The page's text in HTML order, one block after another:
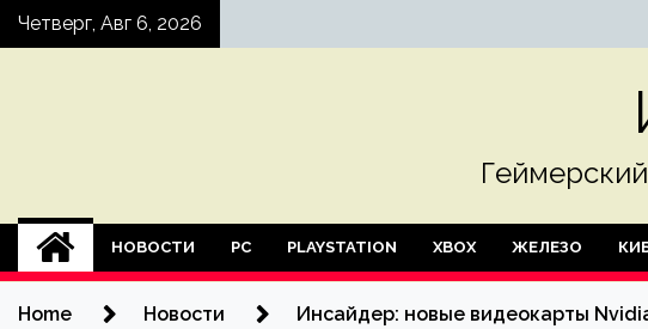
SkipЧетверг, Авг 6, 2026
НОВОСТИ PC PLAYSTATION XBOX ЖЕЛЕЗО
Home Новости Инсайдер: новые видеокарты